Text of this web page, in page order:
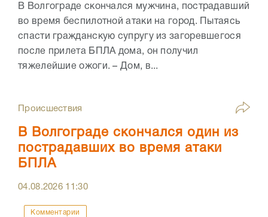
В Волгограде скончался мужчина, пострадавший
во время беспилотной атаки на город. Пытаясь
спасти гражданскую супругу из загоревшегося
после прилета БПЛА дома, он получил
тяжелейшие ожоги. – Дом, в...
Происшествия
В Волгограде скончался один из
пострадавших во время атаки
БПЛА
04.08.2026 11:30
Комментарии